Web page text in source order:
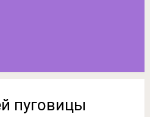
пуговицы